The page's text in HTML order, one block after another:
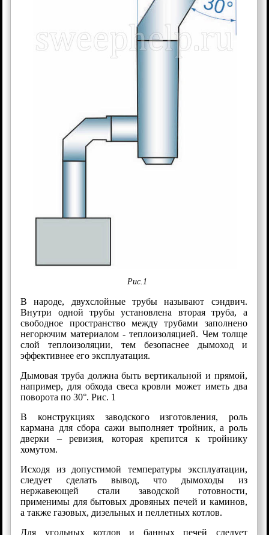
Рис.1
В народе, двухслойные трубы называют сэндвич.
Внутри одной трубы установлена вторая труба, а
свободное пространство между трубами заполнено
негорючим материалом - теплоизоляцией. Чем толще
слой теплоизоляции, тем безопаснее дымоход и
эффективнее его эксплуатация.
Дымовая труба должна быть вертикальной и прямой,
например, для обхода свеса кровли может иметь два
поворота по 30°. Рис. 1
В конструкциях заводского изготовления, роль
кармана для сбора сажи выполняет тройник, а роль
дверки – ревизия, которая крепится к тройнику
хомутом.
Исходя из допустимой температуры эксплуатации,
следует сделать вывод, что дымоходы из
нержавеющей стали заводской готовности,
применимы для бытовых дровяных печей и каминов,
а также газовых, дизельных и пеллетных котлов.
Для угольных котлов и банных печей следует